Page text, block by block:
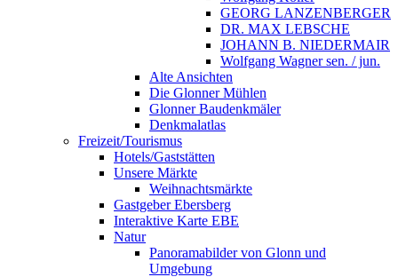
GEORG LANZENBERGER
DR. MAX LEBSCHE
JOHANN B. NIEDERMAIR
Wolfgang Wagner sen. / jun.
Alte Ansichten
Die Glonner Mühlen
Glonner Baudenkmäler
Denkmalatlas
Freizeit/Tourismus
Hotels/Gaststätten
Unsere Märkte
Weihnachtsmärkte
Gastgeber Ebersberg
Interaktive Karte EBE
Natur
Panoramabilder von Glonn und
Umgebung